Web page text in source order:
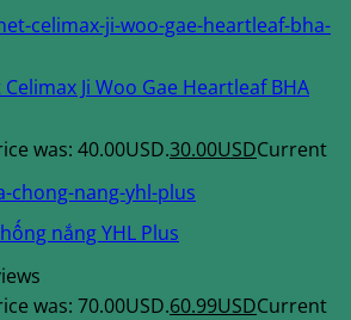
Ji Woo Gae Heartleaf BHA
was: 40.00USD.30.00USDCurrent
nắng YHL Plus
was: 70.00USD.60.99USDCurrent